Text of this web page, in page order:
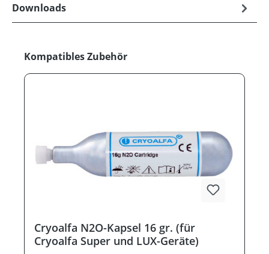
Downloads
Produktgalerie überspringen
Kompatibles Zubehör
Cryoalfa N2O-Kapsel 16 gr. (für
Cryoalfa Super und LUX-Geräte)